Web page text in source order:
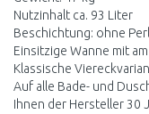
Nutzinhalt ca. 93 Liter
Beschichtung: ohne
Einsitzige Wanne mit
Klassische
Auf alle Bade- und
Ihnen der Hersteller 30